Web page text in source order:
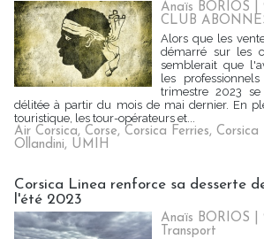
Anaïs BORIOS |
CLUB
Alors que les
démarré sur les
semblerait que
les
trimestre 2023
délitée à partir du mois de mai dernier. En
touristique, les tour-opérateurs et...
Air Corsica, Corse, Corsica Ferries, Corsica
Ollandini, UMIH
Corsica Linea renforce sa desserte
l'été 2023
Anaïs BORIOS |
Transport